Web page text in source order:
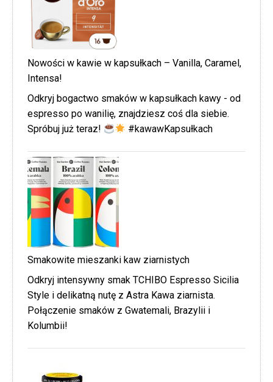
Nowości w kawie w kapsułkach – Vanilla, Caramel,
Intensa!
Odkryj bogactwo smaków w kapsułkach kawy - od
espresso po wanilię, znajdziesz coś dla siebie.
Spróbuj już teraz!
#kawawKapsułkach
Smakowite mieszanki kaw ziarnistych
Odkryj intensywny smak TCHIBO Espresso Sicilia
Style i delikatną nutę z Astra Kawa ziarnista.
Połączenie smaków z Gwatemali, Brazylii i
Kolumbii!